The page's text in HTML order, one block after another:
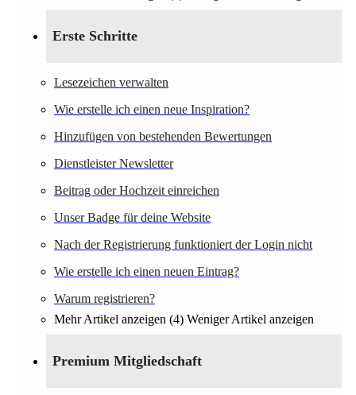
Erste Schritte
Lesezeichen verwalten
Wie erstelle ich einen neue Inspiration?
Hinzufügen von bestehenden Bewertungen
Dienstleister Newsletter
Beitrag oder Hochzeit einreichen
Unser Badge für deine Website
Nach der Registrierung funktioniert der Login nicht
Wie erstelle ich einen neuen Eintrag?
Warum registrieren?
Mehr Artikel anzeigen (4) Weniger Artikel anzeigen
Premium Mitgliedschaft